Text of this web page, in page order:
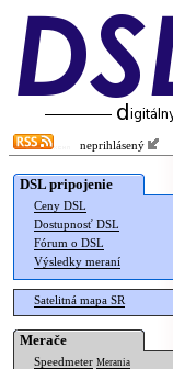
neprihlásený
DSL pripojenie
Ceny DSL
Dostupnosť DSL
Fórum o DSL
Výsledky meraní
Satelitná mapa SR
Merače
Speedmeter Merania